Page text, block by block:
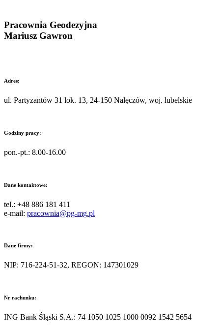
Pracownia Geodezyjna
Mariusz Gawron
Adres:
ul. Partyzantów 31 lok. 13, 24-150 Nałęczów, woj. lubelskie
Godziny pracy:
pon.-pt.: 8.00-16.00
Dane kontaktowe:
tel.: +48 886 181 411
e-mail: pracownia@pg-mg.pl
Dane firmy:
NIP: 716-224-51-32, REGON: 147301029
Nr rachunku:
ING Bank Śląski S.A.: 74 1050 1025 1000 0092 1542 5654